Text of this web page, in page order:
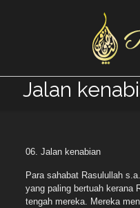
Jalan
06. Jalan kenabian
Para sahabat Rasulullah
yang paling bertuah kerana
tengah mereka. Mereka